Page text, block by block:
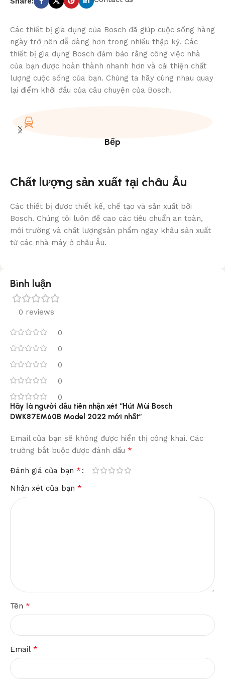
Các thiết bị gia dụng của Bosch đã giúp cuộc sống hàng
ngày trở nên dễ dàng hơn trong nhiều thập kỷ. Các
thiết bị gia dụng Bosch đảm bảo rằng công việc nhà
của bạn được hoàn thành nhanh hơn và cải thiện chất
lượng cuộc sống của bạn. Chúng ta hãy cùng nhau quay
lại điểm khởi đầu của câu chuyện của Bosch.
Bếp
Chất lượng sản xuất tại châu Âu
Các thiết bị được thiết kế, chế tạo và sản xuất bởi
Bosch. Chúng tôi luôn đề cao các tiêu chuẩn an toàn,
môi trường và chất lượngsản phẩm ngay khâu sản xuất
từ các nhà máy ở châu Âu.
Bình luận
0 reviews
0
0
0
0
0
Hãy là người đầu tiên nhận xét “Hút Mùi Bosch
DWK87EM60B Model 2022 mới nhất”
Email của bạn sẽ không được hiển thị công khai. Các
trường bắt buộc được đánh dấu *
Đánh giá của bạn *
Nhận xét của bạn *
Tên *
Email *